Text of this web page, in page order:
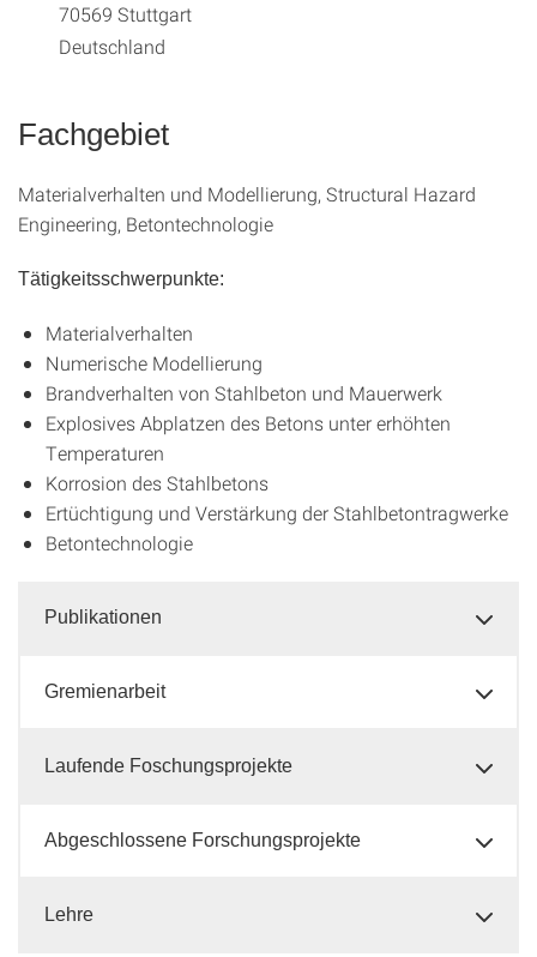
70569 Stuttgart
Deutschland
Fachgebiet
Materialverhalten und Modellierung, Structural Hazard
Engineering, Betontechnologie
Tätigkeitsschwerpunkte:
Materialverhalten
Numerische Modellierung
Brandverhalten von Stahlbeton und Mauerwerk
Explosives Abplatzen des Betons unter erhöhten
Temperaturen
Korrosion des Stahlbetons
Ertüchtigung und Verstärkung der Stahlbetontragwerke
Betontechnologie
Publikationen
Gremienarbeit
Laufende Foschungsprojekte
Abgeschlossene Forschungsprojekte
Lehre